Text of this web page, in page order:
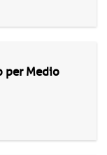
per Medio